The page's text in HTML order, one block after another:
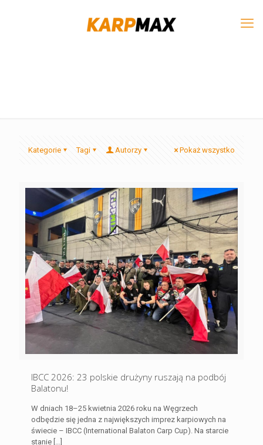
Kategorie Tagi Autorzy Pokaż wszystko
IBCC 2026: 23 polskie drużyny ruszają na podbój
Balatonu!
W dniach 18–25 kwietnia 2026 roku na Węgrzech
odbędzie się jedna z największych imprez karpiowych na
świecie – IBCC (International Balaton Carp Cup). Na starcie
stanie